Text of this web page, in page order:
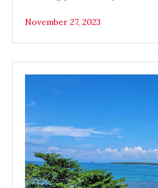
November 27, 2023